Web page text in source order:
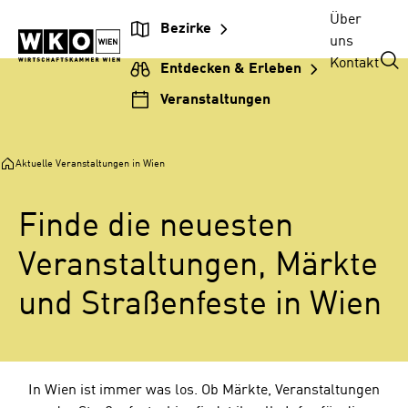
Veranstaltungsnavigation
springen
Inhalt
springen
Hauptnavigation
springen
Footer
springen
Bezirke
Entdecken & Erleben
Veranstaltungen
Über
uns
Kontakt
Aktuelle Veranstaltungen in Wien
Finde die neuesten
Veranstaltungen, Märkte
und Straßenfeste in Wien
VIn Wien ist immer was los. Ob Märkte, Veranstaltungen